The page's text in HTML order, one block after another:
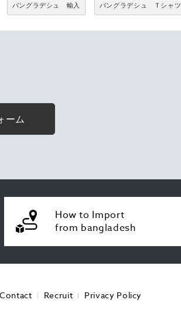
バングラデシュ 輸入 バングラデシュ Ｔシャツ
ーム
How to Import
from bangladesh
Contact Recruit Privacy Policy